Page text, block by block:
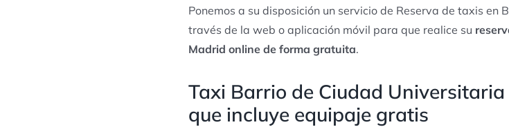
Ponemos a su disposición un servicio de Reserva de taxis
través de la web o aplicación móvil para que realice su
Madrid online de forma gratuita.
Taxi Barrio de Ciudad
que incluye equipaje gratis